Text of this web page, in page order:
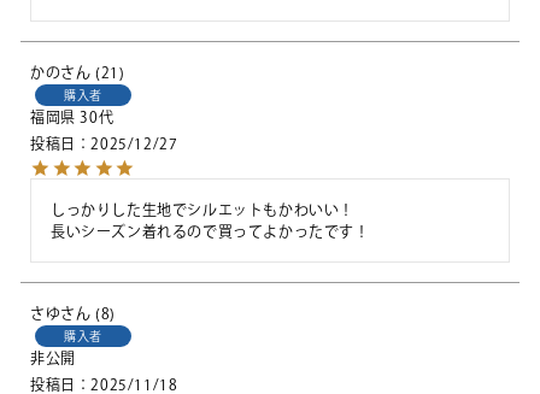
かの 21
購入者
福岡県 30代
投稿日
2025/12/27
しっかりした生地でシルエットもかわいい！
長いシーズン着れるので買ってよかったです！
さゆ 8
購入者
非公開
投稿日
2025/11/18